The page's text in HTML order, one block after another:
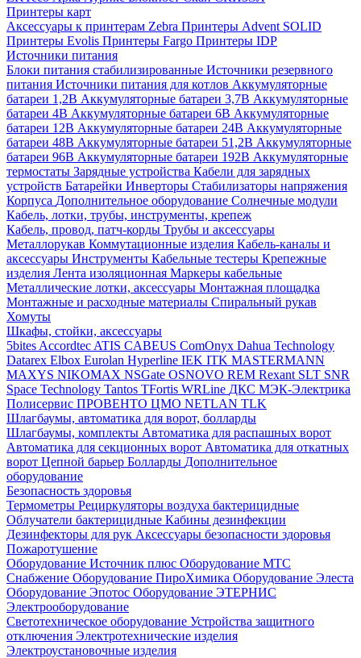
Принтеры карт
Аксессуары к принтерам Zebra Принтеры Advent SOLID
Принтеры Evolis Принтеры Fargo Принтеры IDP
Источники питания
Блоки питания стабилизированные Источники резервного
питания Источники питания для котлов Аккумуляторные
батареи 1,2В Аккумуляторные батареи 3,7В Аккумуляторные
батареи 4В Аккумуляторные батареи 6В Аккумуляторные
батареи 12В Аккумуляторные батареи 24В Аккумуляторные
батареи 48В Аккумуляторные батареи 51,2В Аккумуляторные
батареи 96В Аккумуляторные батареи 192В Аккумуляторные
термостаты Зарядные устройства Кабели для зарядных
устройств Батарейки Инверторы Стабилизаторы напряжения
Корпуса Дополнительное оборудование Солнечные модули
Кабель, лотки, трубы, инструменты, крепеж
Кабель, провод, патч-корды Трубы и аксессуары
Металлорукав Коммутационные изделия Кабель-каналы и
аксессуары Инструменты Кабельные тестеры Крепежные
изделия Лента изоляционная Маркеры кабельные
Металлические лотки, аксессуары Монтажная площадка
Монтажные и расходные материалы Спиральный рукав
Хомуты
Шкафы, стойки, аксессуары
5bites Accordtec ATIS CABEUS ComOnyx Dahua Technology
Datarex Elbox Eurolan Hyperline IEK ITK MASTERMANN
MAXYS NIKOMAX NSGate OSNOVO REM Rexant SLT SNR
Space Technology Tantos TFortis WRLine ДКС МЭК-Электрика
Полисервис ПРОВЕНТО ЦМО NETLAN TLK
Шлагбаумы, автоматика для ворот, болларды
Шлагбаумы, комплекты Автоматика для распашных ворот
Автоматика для секционных ворот Автоматика для откатных
ворот Цепной барьер Болларды Дополнительное
оборудование
Безопасность здоровья
Термометры Рециркуляторы воздуха бактерицидные
Облучатели бактерицидные Кабины дезинфекции
Дезинфекторы для рук Аксессуары безопасности здоровья
Пожаротушение
Оборудование Источник плюс Оборудование МТС
Снабжение Оборудование ПироХимика Оборудование Элеста
Оборудование Эпотос Оборудование ЭТЕРНИС
Электрооборудование
Светотехническое оборудование Устройства защитного
отключения Электротехнические изделия
Электроустановочные изделия